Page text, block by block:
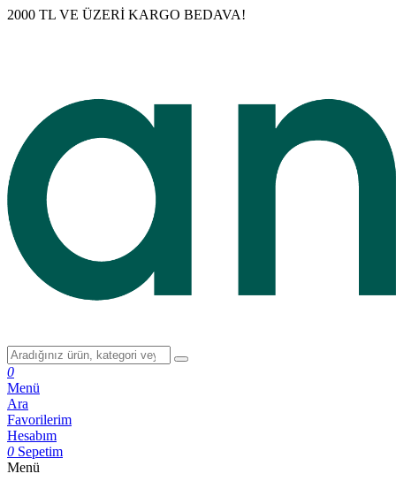
2000 TL VE ÜZERİ KARGO BEDAVA!
0
Menü
Ara
Favorilerim
Hesabım
0 Sepetim
Menü